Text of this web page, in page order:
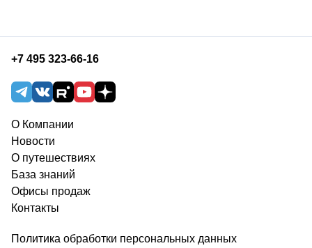
+7 495 323-66-16
О Компании
Новости
О путешествиях
База знаний
Офисы продаж
Контакты
Политика обработки персональных данных